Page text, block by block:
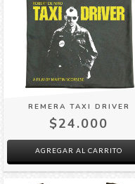
REMERA TAXI DRIVER
$24.000
AGREGAR AL CARRITO